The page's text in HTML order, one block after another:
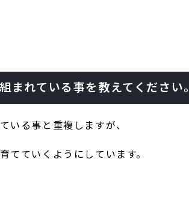
れている事を教えてください。
いる事と重複しますが、
ていくようにしています。